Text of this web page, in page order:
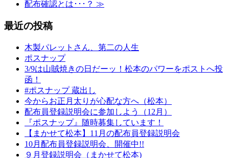
配布確認とは･･･？ ≫
最近の投稿
木製パレットさん、第二の人生
ポスナップ
3/9は山賊焼きの日だーッ！松本のパワーをポストへ投
函！
#ポスナップ 蔵出し
今からお正月太りが心配な方へ（松本）
配布員登録説明会に参加しよう（12月）
『ポスナップ』随時募集しています！
【まかせて松本】11月の配布員登録説明会
10月配布員登録説明会、開催中!!
９月登録説明会（まかせて松本)